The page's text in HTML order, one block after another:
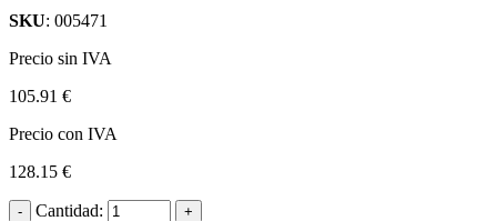
SKU: 005471
Precio sin IVA
105.91 €
Precio con IVA
128.15 €
Cantidad: